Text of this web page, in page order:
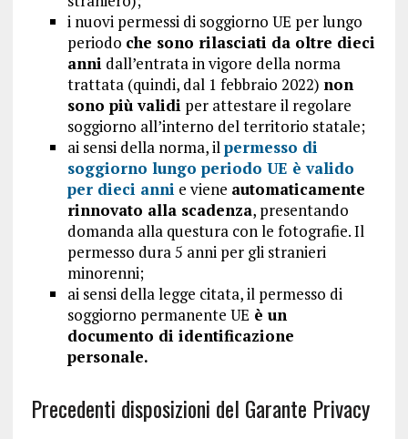
i nuovi permessi di soggiorno UE per lungo
periodo che sono rilasciati da oltre dieci
anni dall’entrata in vigore della norma
trattata (quindi, dal 1 febbraio 2022) non
sono più validi per attestare il regolare
soggiorno all’interno del territorio statale;
ai sensi della norma, ilpermesso di
soggiorno lungo periodo UE è valido
per dieci anni e viene automaticamente
rinnovato alla scadenza, presentando
domanda alla questura con le fotografie. Il
permesso dura 5 anni per gli stranieri
minorenni;
ai sensi della legge citata, il permesso di
soggiorno permanente UE è un
documento di identificazione
personale.
Precedenti disposizioni del Garante Privacy